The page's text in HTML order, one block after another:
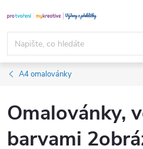
na
obsah
A4 omalovánky
Omalovánky,
barvami